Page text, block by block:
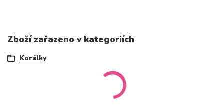
Zboží zařazeno v kategoriích
Korálky